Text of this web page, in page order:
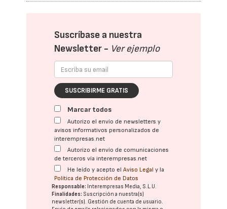
Suscríbase a nuestra
Newsletter - Ver ejemplo
SUSCRIBIRME GRATIS
Marcar todos
Autorizo el envío de newsletters y
avisos informativos personalizados de
interempresas.net
Autorizo el envío de comunicaciones
de terceros vía interempresas.net
He leído y acepto elAviso Legal y la
Política de Protección de Datos
Responsable: Interempresas Media, S.L.U.
Finalidades: Suscripción a nuestra(s)
newsletter(s). Gestión de cuenta de usuario.